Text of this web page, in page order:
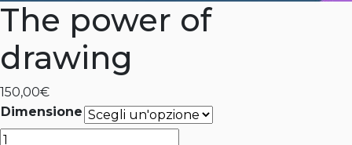
The power of
drawing
150,00€
Dimensione
The